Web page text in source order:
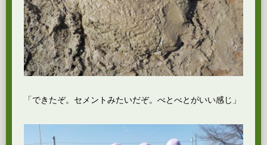
「できたぞ。セメントみたいだぞ。べとべとがいい感じ」